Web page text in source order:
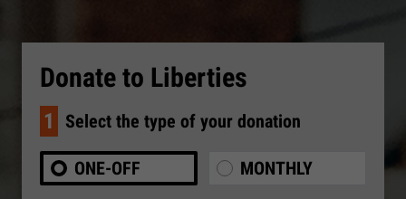
Donate to Liberties
1 Select the type of your donation
ONE-OFF MONTHLY